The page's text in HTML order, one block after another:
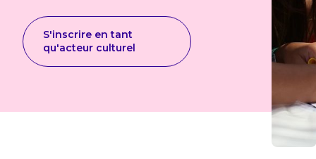
S'inscrire en tant
qu'acteur culturel